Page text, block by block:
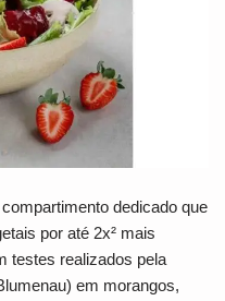
dedicado que
por até 2x² mais
testes realizados pela
em morangos,